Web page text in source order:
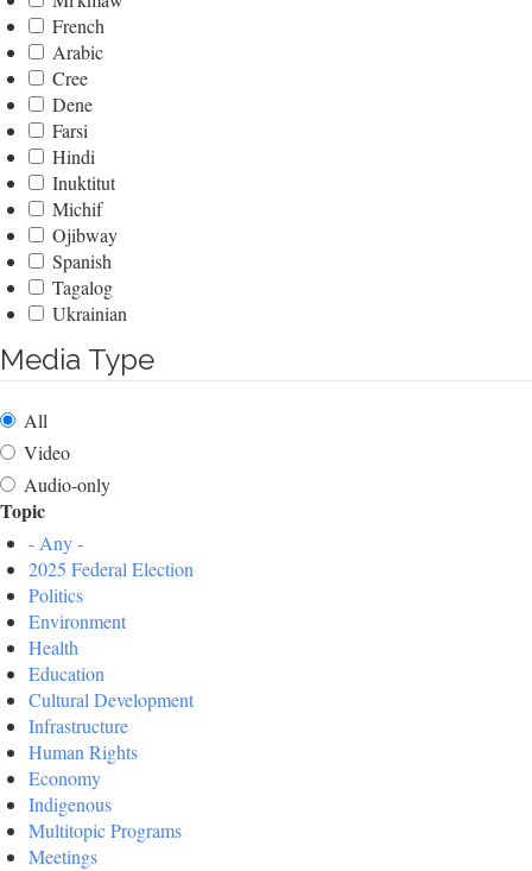
French
Arabic
Cree
Dene
Farsi
Hindi
Inuktitut
Michif
Ojibway
Spanish
Tagalog
Ukrainian
Media Type
All
Video
Audio-only
Topic
- Any -
2025 Federal Election
Politics
Environment
Health
Education
Cultural Development
Infrastructure
Human Rights
Economy
Indigenous
Multitopic Programs
Meetings